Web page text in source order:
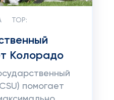
TOP:
Колорадо
помогает